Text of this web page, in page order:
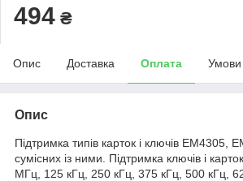
494 ₴
Опис Доставка Оплата Умови
Опис
Підтримка типів карток і ключів EM4305,
сумісних із ними. Підтримка ключів і
МГц, 125 кГц, 250 кГц, 375 кГц, 500 кГц,